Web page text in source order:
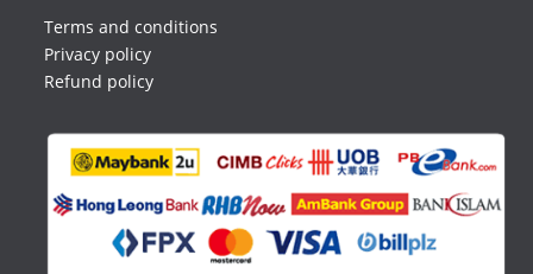
Terms and conditions
Privacy policy
Refund policy